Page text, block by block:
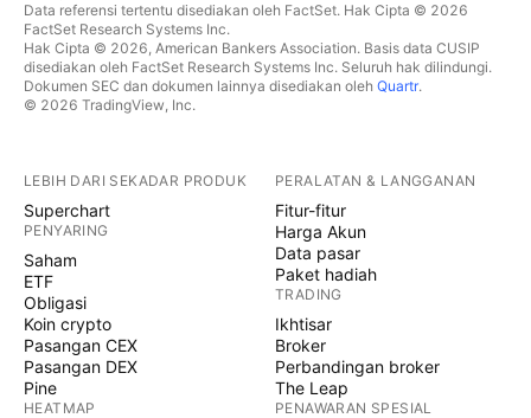
Data referensi tertentu disediakan oleh FactSet. Hak Cipta © 2026
FactSet Research Systems Inc.
Hak Cipta © 2026, American Bankers Association. Basis data CUSIP
disediakan oleh FactSet Research Systems Inc. Seluruh hak dilindungi.
Dokumen SEC dan dokumen lainnya disediakan oleh Quartr.
© 2026 TradingView, Inc.
LEBIH DARI SEKADAR PRODUK
Superchart
PENYARING
Saham
ETF
Obligasi
Koin crypto
Pasangan CEX
Pasangan DEX
Pine
HEATMAP
PERALATAN & LANGGANAN
Fitur-fitur
Harga Akun
Data pasar
Paket hadiah
TRADING
Ikhtisar
Broker
Perbandingan broker
The Leap
PENAWARAN SPESIAL